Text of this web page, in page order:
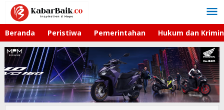
Lewati
konten
Beranda Peristiwa Pemerintahan Hukum dan